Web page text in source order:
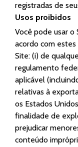
registradas de
Usos proibidos
Você pode usar o
acordo com estes
Site: (i) de
regulamento
aplicável
relativas à
os Estados
finalidade de
prejudicar
conteúdo